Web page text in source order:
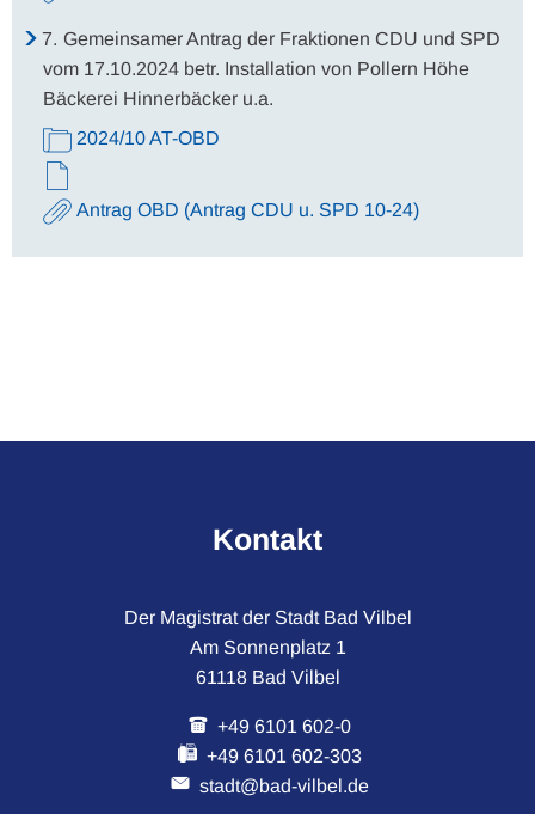
7. Gemeinsamer Antrag der Fraktionen CDU und SPD
vom 17.10.2024 betr. Installation von Pollern Höhe
Bäckerei Hinnerbäcker u.a.
2024/10 AT-OBD
Antrag OBD (Antrag CDU u. SPD 10-24)
Kontakt
Der Magistrat der Stadt Bad Vilbel
Am Sonnenplatz 1
61118 Bad Vilbel
+49 6101 602-0
+49 6101 602-303
stadt@bad-vilbel.de